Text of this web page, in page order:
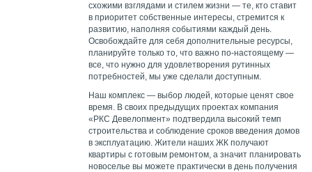
схожими взглядами и стилем жизни — те, кто ставит
в приоритет собственные интересы, стремится к
развитию, наполняя событиями каждый день.
Освобождайте для себя дополнительные ресурсы,
планируйте только то, что важно по-настоящему —
все, что нужно для удовлетворения рутинных
потребностей, мы уже сделали доступным.
Наш комплекс — выбор людей, которые ценят свое
время. В своих предыдущих проектах компания
«РКС Девелопмент» подтвердила высокий темп
строительства и соблюдение сроков введения домов
в эксплуатацию. Жители наших ЖК получают
квартиры с готовым ремонтом, а значит планировать
новоселье вы можете практически в день получения